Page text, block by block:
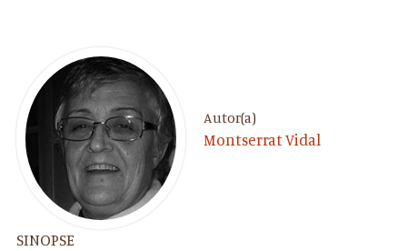
Autor(a)
Montserrat Vidal
SINOPSE